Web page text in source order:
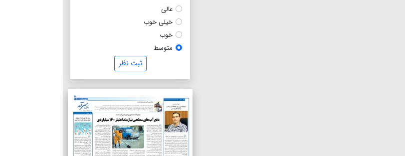
عالی
خیلی خوب
خوب
متوسط
ثبت نظر